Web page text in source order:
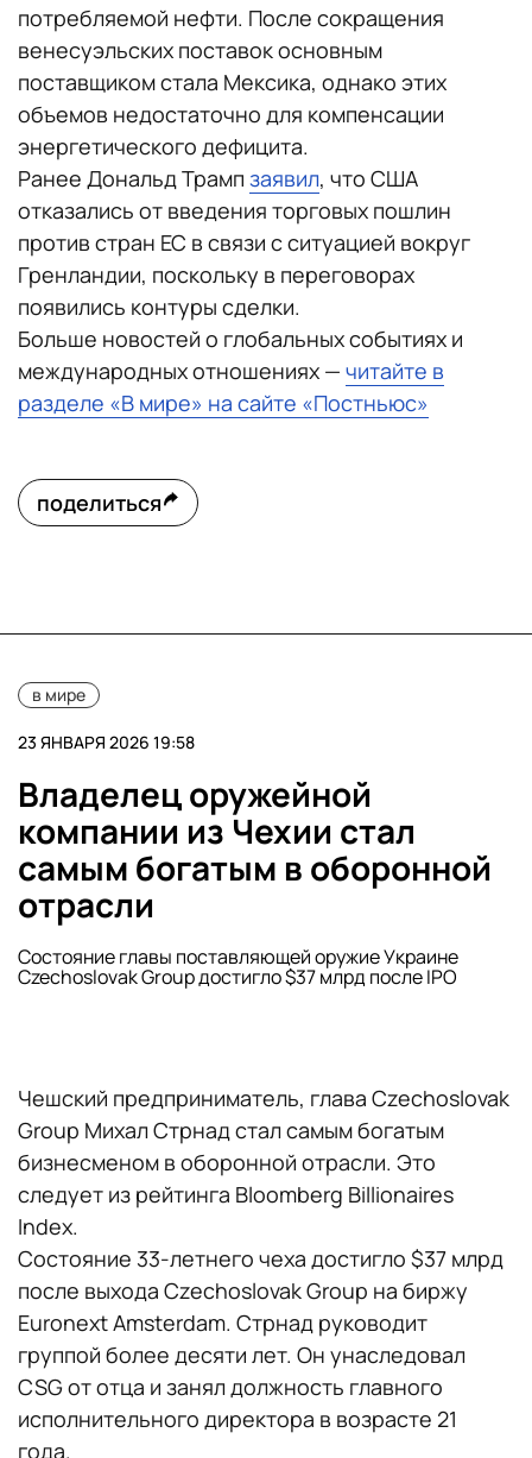
потребляемой нефти. После сокращения
венесуэльских поставок основным
поставщиком стала Мексика, однако этих
объемов недостаточно для компенсации
энергетического дефицита.
Ранее Дональд Трамп заявил, что США
отказались от введения торговых пошлин
против стран ЕС в связи с ситуацией вокруг
Гренландии, поскольку в переговорах
появились контуры сделки.
Больше новостей о глобальных событиях и
международных отношениях — читайте в
разделе «В мире» на сайте «Постньюс»
поделиться
в мире
23 ЯНВАРЯ 2026 19:58
Владелец оружейной
компании из Чехии стал
самым богатым в оборонной
отрасли
Состояние главы поставляющей оружие Украине
Czechoslovak Group достигло $37 млрд после IPO
Чешский предприниматель, глава Czechoslovak
Group Михал Стрнад стал самым богатым
бизнесменом в оборонной отрасли. Это
следует из рейтинга Bloomberg Billionaires
Index.
Состояние 33-летнего чеха достигло $37 млрд
после выхода Czechoslovak Group на биржу
Euronext Amsterdam. Стрнад руководит
группой более десяти лет. Он унаследовал
CSG от отца и занял должность главного
исполнительного директора в возрасте 21
года.